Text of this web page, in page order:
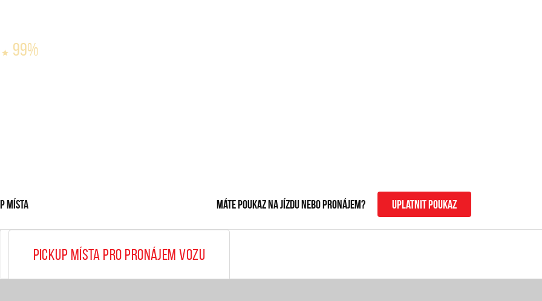
99%
místa Máte poukaz na jízdu nebo pronájem? uplatnit poukaz
Pickup místa pro pronájem vozu